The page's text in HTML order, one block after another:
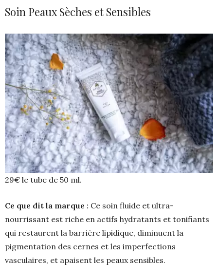
Soin Peaux Sèches et Sensibles
29€ le tube de 50 ml.
Ce que dit la marque : Ce soin fluide et ultra-
nourrissant est riche en actifs hydratants et tonifiants
qui restaurent la barrière lipidique, diminuent la
pigmentation des cernes et les imperfections
vasculaires, et apaisent les peaux sensibles.